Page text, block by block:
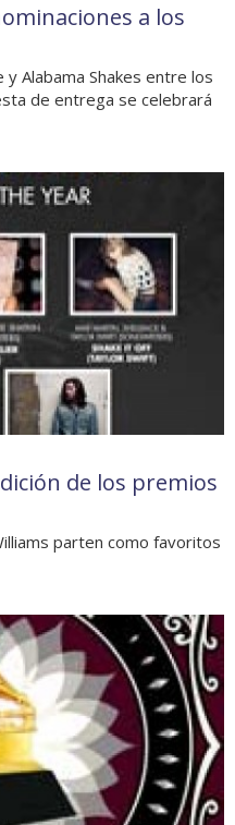
a los
Alabama Shakes entre los
de entrega se celebrará
de los premios
parten como favoritos